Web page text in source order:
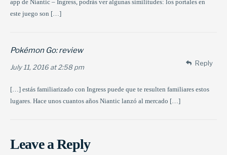
app de Niantic – Ingress, podrás ver algunas similitudes: los portales en
este juego son […]
Pokémon Go: review
July 11, 2016 at 2:58 pm
[…] estás familiarizado con Ingress puede que te resulten familiares estos
lugares. Hace unos cuantos años Niantic lanzó al mercado […]
Reply
Leave a Reply